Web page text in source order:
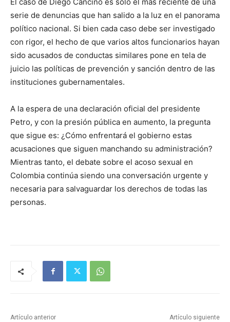
serie de denuncias que han salido a la luz en el panorama
político nacional. Si bien cada caso debe ser investigado
con rigor, el hecho de que varios altos funcionarios hayan
sido acusados de conductas similares pone en tela de
juicio las políticas de prevención y sanción dentro de las
instituciones gubernamentales.
A la espera de una declaración oficial del presidente
Petro, y con la presión pública en aumento, la pregunta
que sigue es: ¿Cómo enfrentará el gobierno estas
acusaciones que siguen manchando su administración?
Mientras tanto, el debate sobre el acoso sexual en
Colombia continúa siendo una conversación urgente y
necesaria para salvaguardar los derechos de todas las
personas.
Artículo anterior Artículo siguiente